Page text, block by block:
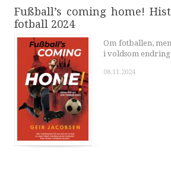
Fußball’s coming home!
fotball 2024
Om fotballen,
i voldsom
08.11.2024